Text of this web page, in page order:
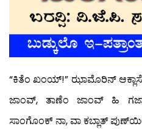
“ಕಿತೆಂ ಖಂಯ್!” ಝಾಮೊರಿನ್
ಜಾಂವ್, ತಾಣೆಂ ಜಾಂವ್ ಹಿ
ಸಾಂಗೊಂಕ್ ನಾ, ವಾ ಕಬ್ಲಾತ್